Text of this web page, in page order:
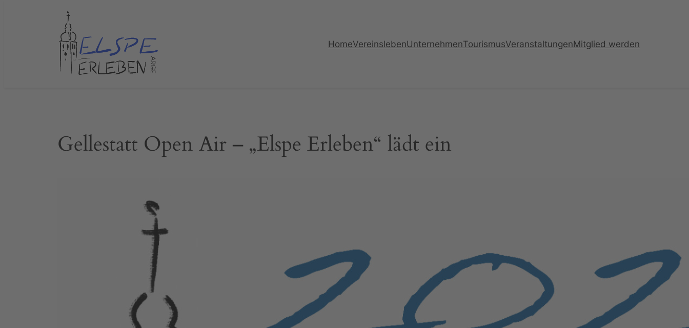
HomeVereinslebenUnternehmenTourismusVeranstaltungenMitglied werden
Gellestatt Open Air – „Elspe Erleben“ lädt ein